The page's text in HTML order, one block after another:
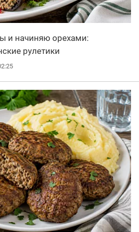
и начиняю орехами:
рулетики